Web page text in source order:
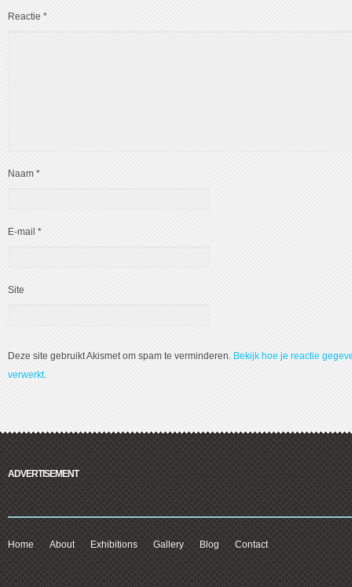
Reactie *
Naam *
E-mail *
Site
Deze site gebruikt Akismet om spam te verminderen. Bekijk hoe je reactie
verwerkt.
ADVERTISEMENT
Home About Exhibitions Gallery Blog Contact